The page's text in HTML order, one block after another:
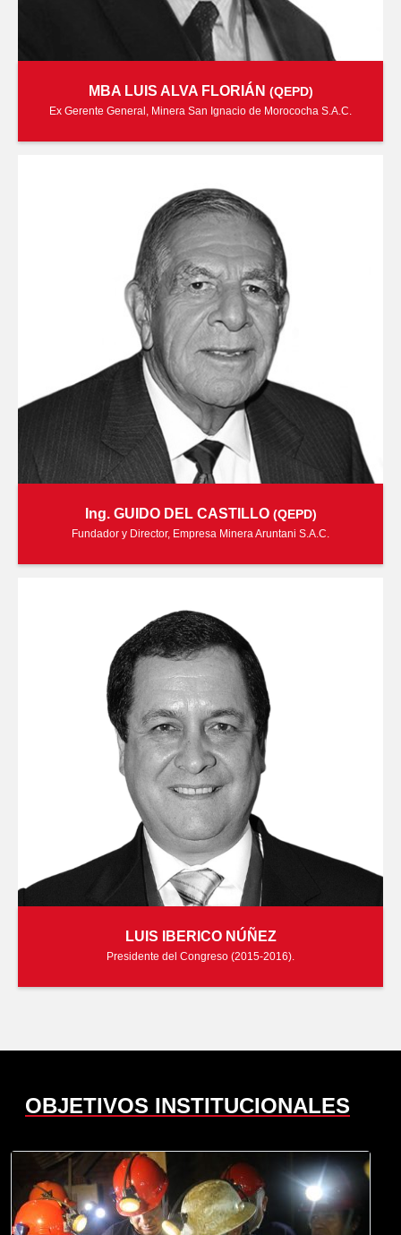
MBA LUIS ALVA FLORIÁN (QEPD)
Ex Gerente General, Minera San Ignacio de Morococha S.A.C.
Ing. GUIDO DEL CASTILLO (QEPD)
Fundador y Director, Empresa Minera Aruntani S.A.C.
LUIS IBERICO NÚÑEZ
Presidente del Congreso (2015-2016).
OBJETIVOS INSTITUCIONALES